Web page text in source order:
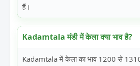
हैं।
Kadamtala मंडी में केला क्या भाव है?
Kadamtala में केला का भाव 1200 से